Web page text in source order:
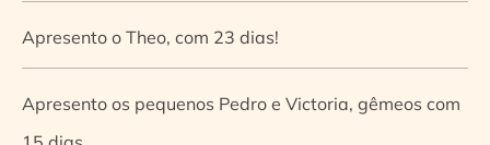
Apresento o Theo, com 23 dias!
Apresento os pequenos Pedro e Victoria, gêmeos com